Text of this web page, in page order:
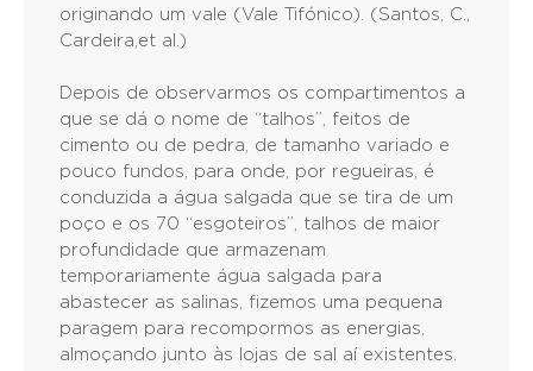
originando um vale (Vale Tifónico). (Santos, C.,
Cardeira,et al.)
Depois de observarmos os compartimentos a
que se dá o nome de “talhos”, feitos de
cimento ou de pedra, de tamanho variado e
pouco fundos, para onde, por regueiras, é
conduzida a água salgada que se tira de um
poço e os 70 “esgoteiros”, talhos de maior
profundidade que armazenam
temporariamente água salgada para
abastecer as salinas, fizemos uma pequena
paragem para recompormos as energias,
almoçando junto às lojas de sal aí existentes.